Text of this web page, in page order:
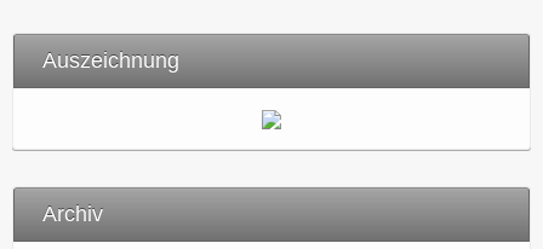
Auszeichnung
Archiv